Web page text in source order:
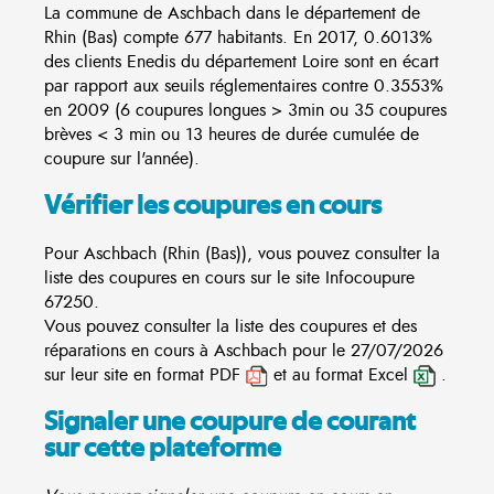
La commune de Aschbach dans le département de
Rhin (Bas) compte 677 habitants. En 2017, 0.6013%
des clients Enedis du département Loire sont en écart
par rapport aux seuils réglementaires contre 0.3553%
en 2009 (6 coupures longues > 3min ou 35 coupures
brèves < 3 min ou 13 heures de durée cumulée de
coupure sur l'année).
Vérifier les coupures en cours
Pour Aschbach (Rhin (Bas)), vous pouvez consulter la
liste des coupures en cours sur le site Infocoupure
67250.
Vous pouvez consulter la liste des coupures et des
réparations en cours à Aschbach pour le 27/07/2026
sur leur site en format PDF
et au format Excel .
Signaler une coupure de courant
sur cette plateforme